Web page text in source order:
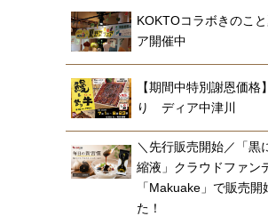
KOKTOコラボきのこ
ア開催中
【期間中特別謝恩価格
り ディア中津川
＼先行販売開始／「黒
縮液」クラウドファン
「Makuake」で販売開
た！